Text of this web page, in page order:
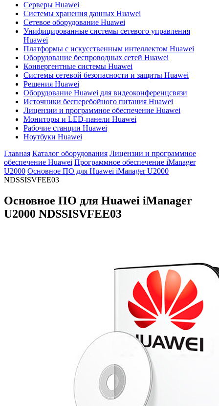
Серверы Huawei
Системы хранения данных Huawei
Сетевое оборудование Huawei
Унифицированные системы сетевого управления
Huawei
Платформы с искусственным интеллектом Huawei
Оборудование беспроводных сетей Huawei
Конвергентные системы Huawei
Системы сетевой безопасности и защиты Huawei
Решения Huawei
Оборудование Huawei для видеоконференцсвязи
Источники бесперебойного питания Huawei
Лицензии и программное обеспечение Huawei
Мониторы и LED-панели Huawei
Рабочие станции Huawei
Ноутбуки Huawei
Главная Каталог оборудования Лицензии и программное
обеспечение Huawei Программное обеспечение iManager
U2000 Основное ПО для Huawei iManager U2000
NDSSISVFEE03
Основное ПО для Huawei iManager
U2000 NDSSISVFEE03